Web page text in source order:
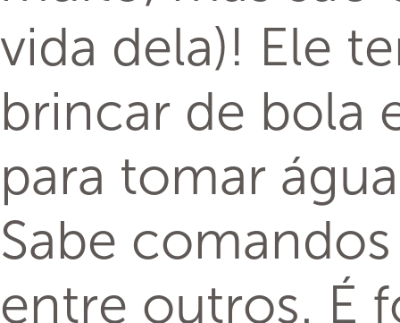
vida dela)! Ele
brincar de bola
para tomar
Sabe comandos
entre outros. É